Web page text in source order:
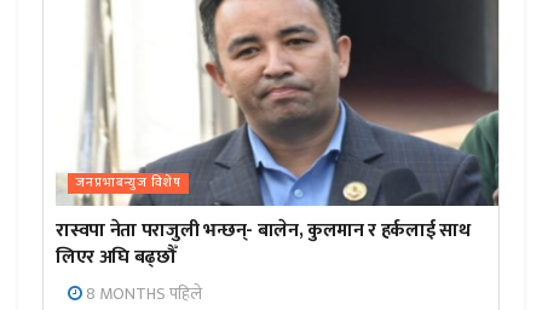
जनप्रभाबन्युज विशेष
रास्वपा नेता पराजुली भन्छन्- बालेन, कुलमान र हर्कलाई साथ
लिएर अघि बढ्छौँ
8 MONTHS पहिले